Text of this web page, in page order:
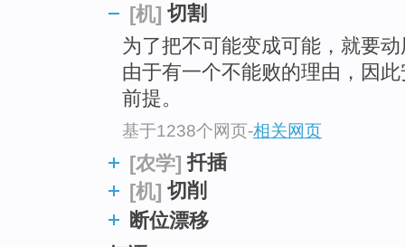
[机] 切割
为了把不可能变成可能，就要
由于有一个不能败的理由，因
前提。
基于1238个网页-相关网页
[农学] 扦插
[机] 切削
断位漂移